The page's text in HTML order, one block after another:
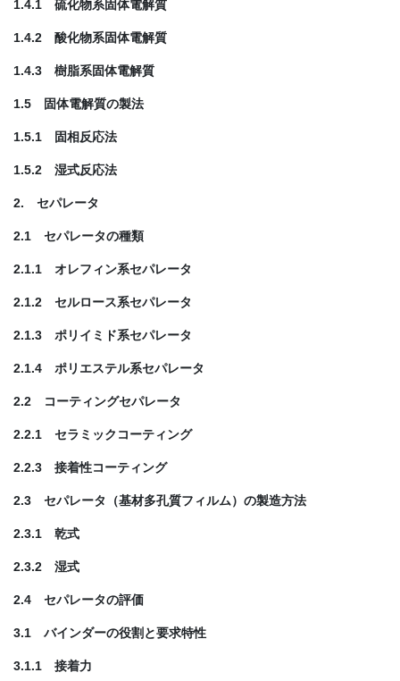
1.4.1 硫化物系固体電解質
1.4.2 酸化物系固体電解質
1.4.3 樹脂系固体電解質
1.5 固体電解質の製法
1.5.1 固相反応法
1.5.2 湿式反応法
2. セパレータ
2.1 セパレータの種類
2.1.1 オレフィン系セパレータ
2.1.2 セルロース系セパレータ
2.1.3 ポリイミド系セパレータ
2.1.4 ポリエステル系セパレータ
2.2 コーティングセパレータ
2.2.1 セラミックコーティング
2.2.3 接着性コーティング
2.3 セパレータ（基材多孔質フィルム）の製造方法
2.3.1 乾式
2.3.2 湿式
2.4 セパレータの評価
3.1 バインダーの役割と要求特性
3.1.1 接着力